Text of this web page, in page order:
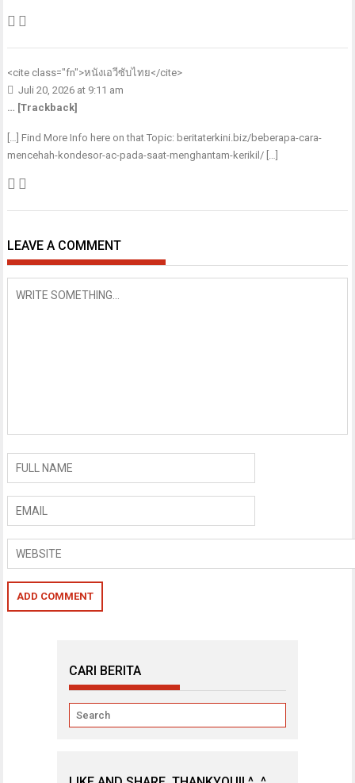
<cite class="fn">หนังเอวีซับไทย</cite>
Juli 20, 2026 at 9:11 am
… [Trackback]
[…] Find More Info here on that Topic: beritaterkini.biz/beberapa-cara-
mencehah-kondesor-ac-pada-saat-menghantam-kerikil/ […]
LEAVE A COMMENT
CARI BERITA